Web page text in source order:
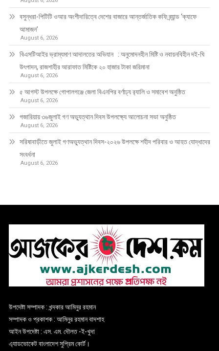
বসুন্ধরা-পিটিটি ওআর অংশীদারিত্বে দেশের বাজারে আন্তর্জাতিক কফি ব্র্যান্ড ‘ক্যাফে
আমাজন’
August 6, 2026
বিএসটিআইর ভ্রাম্যমাণ আদালতের অভিযান : অনুমোদনহীন মিষ্টি ও নবায়নবিহীন দই-ঘি
উৎপাদন, রাজশাহীর আরাফাত মিষ্টিকে ২০ হাজার টাকা জরিমানা
August 6, 2026
৫ আগস্ট উপলক্ষে গোপালগঞ্জে জেলা বিএনপির বর্ণাঢ্য র‍্যালি ও সমাবেশ অনুষ্ঠিত
August 6, 2026
গজারিয়ায় ৩৬জুলাই গণ অভ্যুত্থান দিবস উপলক্ষ্যে আলোচনা সভা অনুষ্ঠিত
August 6, 2026
সরিষাবাড়ীতে জুলাই গণঅভ্যুত্থান দিবস-২০২৬ উপলক্ষে শহীদ পরিবার ও আহত যোদ্ধাদের
সংবর্ধনা
August 6, 2026
উপদেষ্টা সম্পাদক : খন্দকার আমিনুর রহমান
সম্পাদক ও প্রকাশক : আমিনুর রহমান বাদশাহ
আইন উপদেষ্টা : এস. এম. দৌলত -ই-খুদা
এ্যাডভোকেট বাংলাদেশ সুপ্রিম কোর্ট।